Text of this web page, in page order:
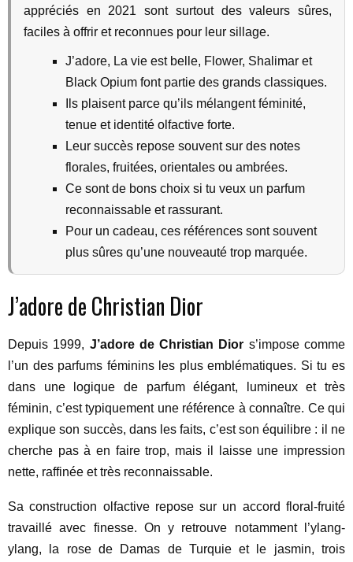
appréciés en 2021 sont surtout des valeurs sûres,
faciles à offrir et reconnues pour leur sillage.
J’adore, La vie est belle, Flower, Shalimar et
Black Opium font partie des grands classiques.
Ils plaisent parce qu’ils mélangent féminité,
tenue et identité olfactive forte.
Leur succès repose souvent sur des notes
florales, fruitées, orientales ou ambrées.
Ce sont de bons choix si tu veux un parfum
reconnaissable et rassurant.
Pour un cadeau, ces références sont souvent
plus sûres qu’une nouveauté trop marquée.
J’adore de Christian Dior
Depuis 1999, J’adore de Christian Dior s’impose comme
l’un des parfums féminins les plus emblématiques. Si tu es
dans une logique de parfum élégant, lumineux et très
féminin, c’est typiquement une référence à connaître. Ce qui
explique son succès, dans les faits, c’est son équilibre : il ne
cherche pas à en faire trop, mais il laisse une impression
nette, raffinée et très reconnaissable.
Sa construction olfactive repose sur un accord floral-fruité
travaillé avec finesse. On y retrouve notamment l’ylang-
ylang, la rose de Damas de Turquie et le jasmin, trois